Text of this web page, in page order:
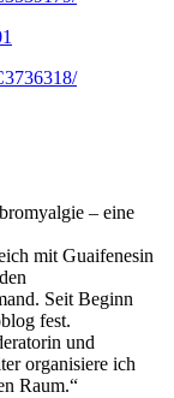
– eine
mit Guaifenesin
Seit Beginn
fest.
und
organisiere ich
Raum.“